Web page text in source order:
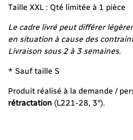
Taille XXL : Qté limitée à 1 pièce
Le cadre livré peut différer
en situation à cause des
Livraison sous 2 à 3 semaines.
* Sauf taille S
Produit réalisé à la demande /
rétractation (L221-28, 3°).